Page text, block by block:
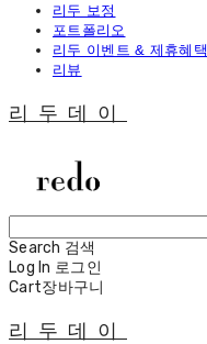
리두 보정
포트폴리오
리두 이벤트 & 제휴혜택
리뷰
리두데이
Search 검색
Log In 로그인
Cart장바구니
리두데이